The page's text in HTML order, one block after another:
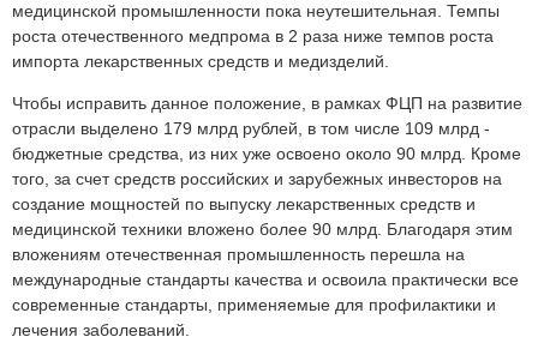
медицинской промышленности пока неутешительная. Темпы
роста отечественного медпрома в 2 раза ниже темпов роста
импорта лекарственных средств и медизделий.
Чтобы исправить данное положение, в рамках ФЦП на развитие
отрасли выделено 179 млрд рублей, в том числе 109 млрд -
бюджетные средства, из них уже освоено около 90 млрд. Кроме
того, за счет средств российских и зарубежных инвесторов на
создание мощностей по выпуску лекарственных средств и
медицинской техники вложено более 90 млрд. Благодаря этим
вложениям отечественная промышленность перешла на
международные стандарты качества и освоила практически все
современные стандарты, применяемые для профилактики и
лечения заболеваний.